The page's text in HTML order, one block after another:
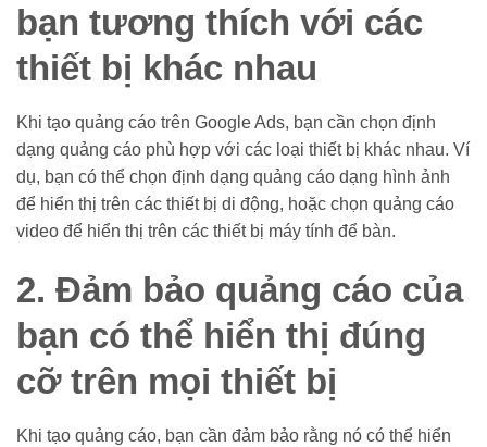
bạn tương thích với các
thiết bị khác nhau
Khi tạo quảng cáo trên Google Ads, bạn cần chọn định
dạng quảng cáo phù hợp với các loại thiết bị khác nhau. Ví
dụ, bạn có thể chọn định dạng quảng cáo dạng hình ảnh
để hiển thị trên các thiết bị di động, hoặc chọn quảng cáo
video để hiển thị trên các thiết bị máy tính để bàn.
2. Đảm bảo quảng cáo của
bạn có thể hiển thị đúng
cỡ trên mọi thiết bị
Khi tạo quảng cáo, bạn cần đảm bảo rằng nó có thể hiển